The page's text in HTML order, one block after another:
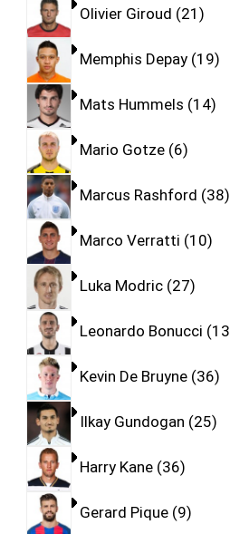
Olivier Giroud 21
Memphis Depay 19
Mats Hummels 14
Mario Gotze 6
Marcus Rashford 38
Marco Verratti 10
Luka Modric 27
Leonardo Bonucci 13
Kevin De Bruyne 36
Ilkay Gundogan 25
Harry Kane 36
Gerard Pique 9